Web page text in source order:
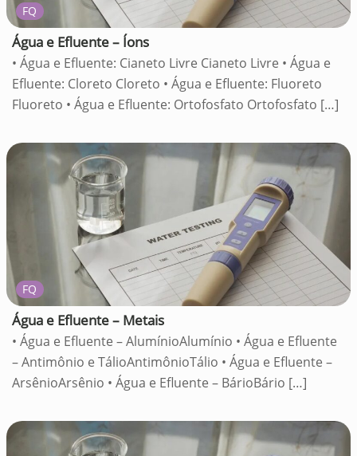
FQ
Água e Efluente – Íons
• Água e Efluente: Cianeto Livre Cianeto Livre • Água e
Efluente: Cloreto Cloreto • Água e Efluente: Fluoreto
Fluoreto • Água e Efluente: Ortofosfato Ortofosfato […]
FQ
Água e Efluente – Metais
• Água e Efluente – AlumínioAlumínio • Água e Efluente
– Antimônio e TálioAntimônioTálio • Água e Efluente –
ArsênioArsênio • Água e Efluente – BárioBário […]